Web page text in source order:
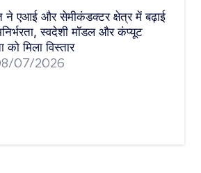
ने एआई और सेमीकंडक्टर क्षेत्र में बढ़ाई
स्वदेशी मॉडल और कंप्यूट
को मिला विस्तार
07/2026